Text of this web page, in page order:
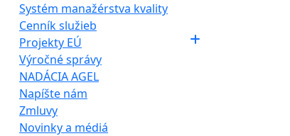
Systém manažérstva kvality
Cenník služieb
Projekty EÚ
Výročné správy
NADÁCIA AGEL
Napíšte nám
Zmluvy
Novinky a médiá